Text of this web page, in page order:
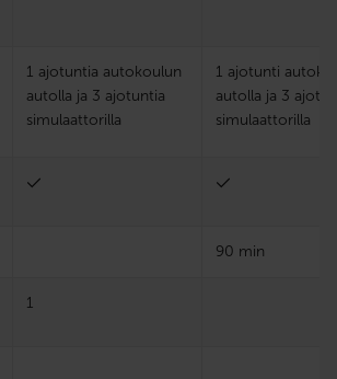
1 ajotuntia autokoulun
autolla ja 3 ajotuntia
simulaattorilla
1 ajotunti
autolla ja 3
simulaattorilla
90 min
1